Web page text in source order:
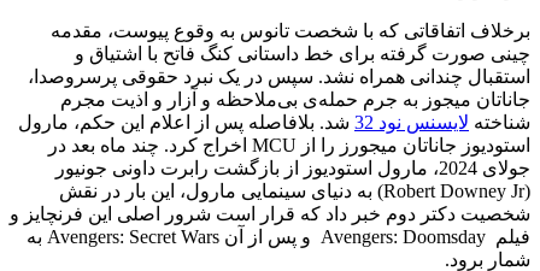
برخلاف اتفاقاتی که با شخصت تانوس به وقوع پیوست، مقدمه
چینی صورت گرفته برای خط داستانی کنگ فاتح با اشتیاق و
استقبال چندانی همراه نشد. سپس در یک نبرد حقوقی پرسروصدا،
جاناتان میجوز به جرم حمله‌ی بی‌ملاحظه و آزار و اذیت مجرم
شناخته لایسنس نود 32
شد. بلافاصله پس از اعلام این حکم، مارول
استودیوز جاناتان میجورز را از MCU اخراج کرد. چند ماه بعد در
جولای 2024، مارول استودیوز از بازگشت رابرت داونی جونیور
(Robert Downey Jr) به دنیای سینمایی مارول، این بار در نقش
شخصیت دکتر دوم خبر داد که قرار است شرور اصلی این فرنچایز و
فیلم Avengers: Doomsday و پس از آن Avengers: Secret Wars به
شمار برود.